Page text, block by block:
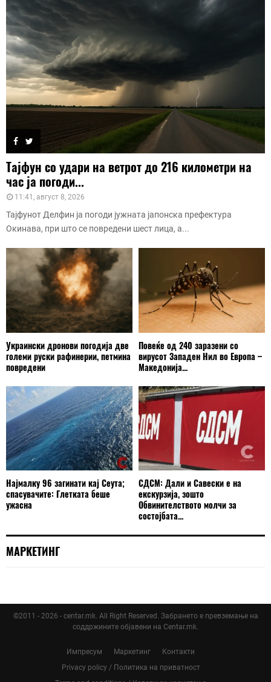
Тајфун со удари на ветрот до 216 километри на
час ја погоди...
11:41, август 8, 2026
Тајфунот Делфин ја погоди јужната јапонска префектура
Окинава, при што се повредени шест лица, а...
Украински дронови погодија две
големи руски рафинерии, петмина
повредени
Повеќе од 240 заразени со
вирусот Западен Нил во Европа –
Македонија...
Најмалку 96 загинати кај Сеута;
спасувачите: Глетката беше
ужасна
СДСМ: Дали и Савески е на
екскурзија, зошто
Обвинителството молчи за
состојбата...
МАРКЕТИНГ
©2011 - 2026 - centar.mk. All Right Reserved. Забрането е превземање на
соддржините објавени на Centar.mk.
Импресум Маркетинг
Контакти
Privacy policy / Политика на приватност